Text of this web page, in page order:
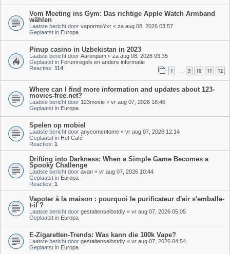
Vom Meeting ins Gym: Das richtige Apple Watch Armband
wählen
Laatste bericht door vapormoYxr « za aug 08, 2026 03:57
Geplaatst in Europa
Pinup casino in Uzbekistan in 2023
Laatste bericht door Aaronpum « za aug 08, 2026 03:35
Geplaatst in Forumregels en andere informatie
Reacties: 114 1 9 10 11 12
Where can I find more information and updates about 123-
movies-free.net?
Laatste bericht door 123movie « vr aug 07, 2026 18:46
Geplaatst in Europa
Spelen op mobiel
Laatste bericht door anycomentome « vr aug 07, 2026 12:14
Geplaatst in Het Café
Reacties: 1
Drifting into Darkness: When a Simple Game Becomes a
Spooky Challenge
Laatste bericht door avan « vr aug 07, 2026 10:44
Geplaatst in Europa
Reacties: 1
Vapoter à la maison : pourquoi le purificateur d'air s'emballe-
t-il ?
Laatste bericht door gestaltenselbstdiy « vr aug 07, 2026 05:05
Geplaatst in Europa
E-Zigaretten-Trends: Was kann die 100k Vape?
Laatste bericht door gestaltenselbstdiy « vr aug 07, 2026 04:54
Geplaatst in Europa